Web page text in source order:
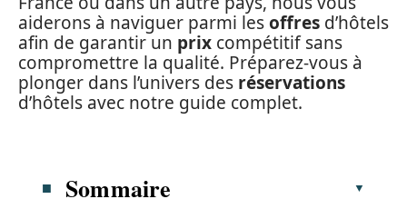
aiderons à naviguer parmi lesoffres d’hôtels
afin de garantir un prix compétitif sans
compromettre la qualité. Préparez-vous à
plonger dans l’univers des réservations
d’hôtels avec notre guide complet.
Sommaire